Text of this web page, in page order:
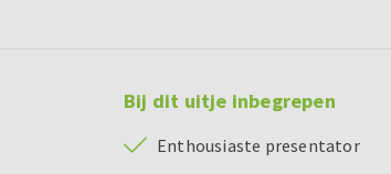
Bij dit uitje inbegrepen
Enthousiaste presentator